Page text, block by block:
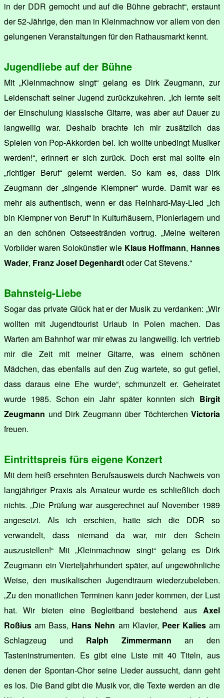
in der DDR gemocht und auf die Bühne gebracht“, erstaunt
der 52-Jährige, den man in Kleinmachnow vor allem von den
gelungenen Veranstaltungen für den Rathausmarkt kennt.
Jugendliebe auf der Bühne
Mit „Kleinmachnow singt“ gelang es Dirk Zeugmann, zur
Leidenschaft seiner Jugend zurückzukehren. „Ich lernte seit
der Einschulung klassische Gitarre, was aber auf Dauer zu
langweilig war. Deshalb brachte ich mir zusätzlich das
Spielen von Pop-Akkorden bei. Ich wollte unbedingt Musiker
werden!“, erinnert er sich zurück. Doch erst mal sollte ein
„richtiger Beruf“ gelernt werden. So kam es, dass Dirk
Zeugmann der „singende Klempner“ wurde. Damit war es
mehr als authentisch, wenn er das Reinhard-May-Lied „Ich
bin Klempner von Beruf“ in Kulturhäusern, Pionierlagern und
an den schönen Ostseestränden vortrug. „Meine weiteren
Vorbilder waren Solokünstler wie Klaus Hoffmann, Hannes
Wader, Franz Josef Degenhardtoder Cat Stevens.“
Bahnsteig-Liebe
Sogar das private Glück hat er der Musik zu verdanken: „Wir
wollten mit Jugendtourist Urlaub in Polen machen. Das
Warten am Bahnhof war mir etwas zu langweilig. Ich vertrieb
mir die Zeit mit meiner Gitarre, was einem schönen
Mädchen, das ebenfalls auf den Zug wartete, so gut gefiel,
dass daraus eine Ehe wurde“, schmunzelt er. Geheiratet
wurde 1985. Schon ein Jahr später konnten sich Birgit
Zeugmann und Dirk Zeugmann über Töchterchen Victoria
freuen.
Eintrittspreis fürs eigene Konzert
Mit dem heiß ersehnten Berufsausweis durch Nachweis von
langjähriger Praxis als Amateur wurde es schließlich doch
nichts. „Die Prüfung war ausgerechnet auf November 1989
angesetzt. Als ich erschien, hatte sich die DDR so
verwandelt, dass niemand da war, mir den Schein
auszustellen!“ Mit „Kleinmachnow singt“ gelang es Dirk
Zeugmann ein Vierteljahrhundert später, auf ungewöhnliche
Weise, den musikalischen Jugendtraum wiederzubeleben.
„Zu den monatlichen Terminen kann jeder kommen, der Lust
hat. Wir bieten eine Begleitband bestehend aus Axel
Roßius am Bass, Hans Nehn am Klavier, Peer Kaliesam
Schlagzeug und Ralph Zimmermann an den
Tasteninstrumenten. Es gibt eine Liste mit 40 Titeln, aus
denen der Spontan-Chor seine Lieder aussucht, dann geht
es los. Die Band gibt die Musik vor, die Texte werden an die